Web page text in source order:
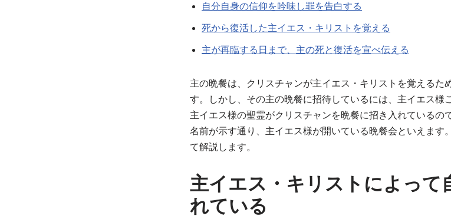
自分自身の信仰を吟味し罪を告白する
死から復活した主イエス・キリストを覚える
主が再臨する日まで、主の死と復活を宣べ伝える
主の晩餐は、クリスチャンが主イエス・キリストを覚えるた
す。しかし、その主の晩餐に招待しているには、主イエス様
主イエス様の聖霊がクリスチャンを晩餐に招き入れているの
名前が示す通り、主イエス様が開いている晩餐会といえます
て解説します。
主イエス・キリストによって
れている